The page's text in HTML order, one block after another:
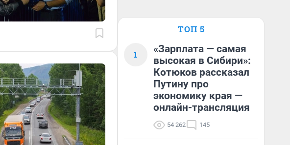
ТОП 5
1
«Зарплата — самая
высокая в Сибири»:
Котюков рассказал
Путину про
экономику края —
онлайн-трансляция
54 262 145